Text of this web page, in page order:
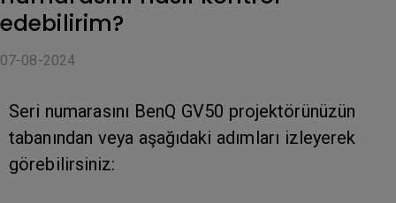
edebilirim?
07-08-2024
Seri numarasını BenQ GV50 projektörünüzün
tabanından veya aşağıdaki adımları izleyerek
görebilirsiniz: